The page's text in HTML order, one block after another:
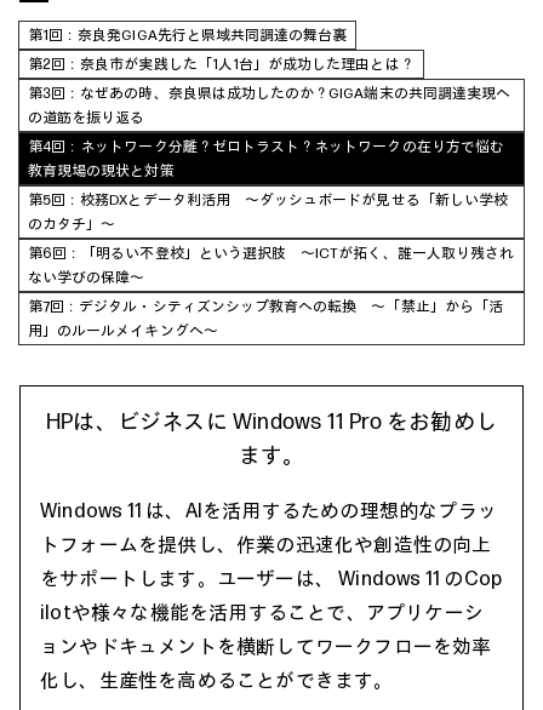
第1回：奈良発GIGA先行と県域共同調達の舞台裏
第2回：奈良市が実践した「1人1台」が成功した理由とは？
第3回：なぜあの時、奈良県は成功したのか？GIGA端末の共同調達実現へ
の道筋を振り返る
第4回：ネットワーク分離？ゼロトラスト？ネットワークの在り方で悩む
教育現場の現状と対策
第5回：校務DXとデータ利活用 ～ダッシュボードが見せる「新しい学校
のカタチ」～
第6回：「明るい不登校」という選択肢 ～ICTが拓く、誰一人取り残され
ない学びの保障～
第7回：デジタル・シティズンシップ教育への転換 ～「禁止」から「活
用」のルールメイキングへ～
HPは、ビジネスに Windows 11 Pro をお勧めし
ます。
Windows 11 は、AIを活用するための理想的なプラッ
トフォームを提供し、作業の迅速化や創造性の向上
をサポートします。ユーザーは、 Windows 11 のCop
ilotや様々な機能を活用することで、アプリケーシ
ョンやドキュメントを横断してワークフローを効率
化し、生産性を高めることができます。